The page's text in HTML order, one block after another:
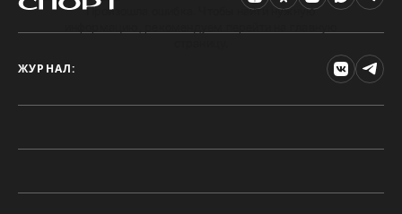
Произошла ошибка. Чтобы найти нужную
ЖУРНАЛ: